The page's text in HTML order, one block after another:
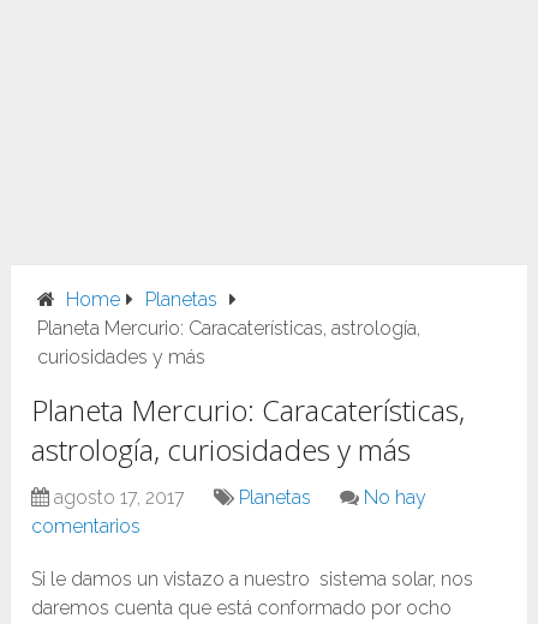
Home
Planetas
Planeta Mercurio: Caracaterísticas, astrología,
curiosidades y más
Planeta Mercurio: Caracaterísticas,
astrología, curiosidades y más
agosto 17, 2017 Planetas
No hay
comentarios
Si le damos un vistazo a nuestro sistema solar, nos
daremos cuenta que está conformado por ocho